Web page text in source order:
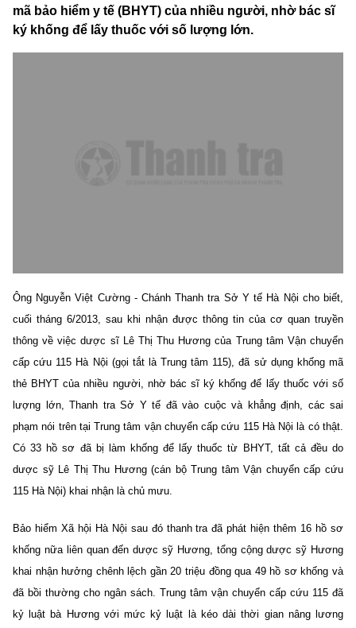
mã bảo hiểm y tế (BHYT) của nhiều người, nhờ bác sĩ
ký khống để lấy thuốc với số lượng lớn.
Ông Nguyễn Việt Cường - Chánh Thanh tra Sở Y tế Hà Nội cho biết,
cuối tháng 6/2013, sau khi nhận được thông tin của cơ quan truyền
thông về việc dược sĩ Lê Thị Thu Hương của Trung tâm Vận chuyển
cấp cứu 115 Hà Nội (gọi tắt là Trung tâm 115), đã sử dụng khống mã
thẻ BHYT của nhiều người, nhờ bác sĩ ký khống để lấy thuốc với số
lượng lớn, Thanh tra Sở Y tế đã vào cuộc và khẳng định, các sai
phạm nói trên tại Trung tâm vận chuyển cấp cứu 115 Hà Nội là có thật.
Có 33 hồ sơ đã bị làm khống để lấy thuốc từ BHYT, tất cả đều do
dược sỹ Lê Thị Thu Hương (cán bộ Trung tâm Vận chuyển cấp cứu
115 Hà Nội) khai nhận là chủ mưu.
Bảo hiểm Xã hội Hà Nội sau đó thanh tra đã phát hiện thêm 16 hồ sơ
khống nữa liên quan đến dược sỹ Hương, tổng cộng dược sỹ Hương
khai nhận hưởng chênh lệch gần 20 triệu đồng qua 49 hồ sơ khống và
đã bồi thường cho ngân sách. Trung tâm vận chuyển cấp cứu 115 đã
kỷ luật bà Hương với mức kỷ luật là kéo dài thời gian nâng lương